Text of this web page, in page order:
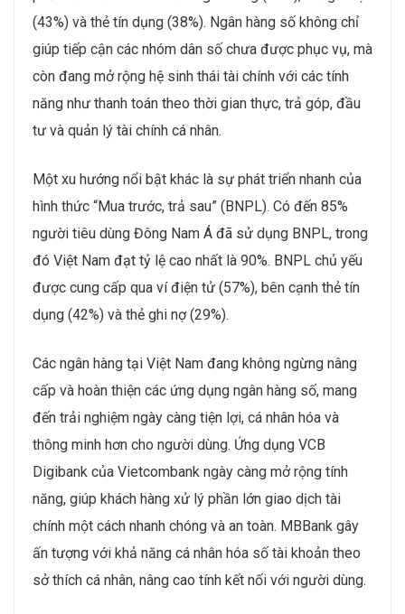
(43%) và thẻ tín dụng (38%). Ngân hàng số không chỉ
giúp tiếp cận các nhóm dân số chưa được phục vụ, mà
còn đang mở rộng hệ sinh thái tài chính với các tính
năng như thanh toán theo thời gian thực, trả góp, đầu
tư và quản lý tài chính cá nhân.
Một xu hướng nổi bật khác là sự phát triển nhanh của
hình thức “Mua trước, trả sau” (BNPL). Có đến 85%
người tiêu dùng Đông Nam Á đã sử dụng BNPL, trong
đó Việt Nam đạt tỷ lệ cao nhất là 90%. BNPL chủ yếu
được cung cấp qua ví điện tử (57%), bên cạnh thẻ tín
dụng (42%) và thẻ ghi nợ (29%).
Các ngân hàng tại Việt Nam đang không ngừng nâng
cấp và hoàn thiện các ứng dụng ngân hàng số, mang
đến trải nghiệm ngày càng tiện lợi, cá nhân hóa và
thông minh hơn cho người dùng. Ứng dụng VCB
Digibank của Vietcombank ngày càng mở rộng tính
năng, giúp khách hàng xử lý phần lớn giao dịch tài
chính một cách nhanh chóng và an toàn. MBBank gây
ấn tượng với khả năng cá nhân hóa số tài khoản theo
sở thích cá nhân, nâng cao tính kết nối với người dùng.